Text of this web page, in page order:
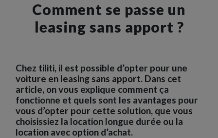
Comment se passe un
leasing sans apport ?
Chez tiliti, il est possible d’opter pour une
voiture en leasing sans apport. Dans cet
article, on vous explique comment ça
fonctionne et quels sont les avantages pour
vous d’opter pour cette solution, que vous
choisissiez la location longue durée ou la
location avec option d’achat.